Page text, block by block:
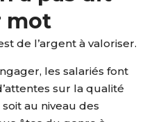
mot
de l’argent à valoriser.
les salariés font
sur la qualité
au niveau des